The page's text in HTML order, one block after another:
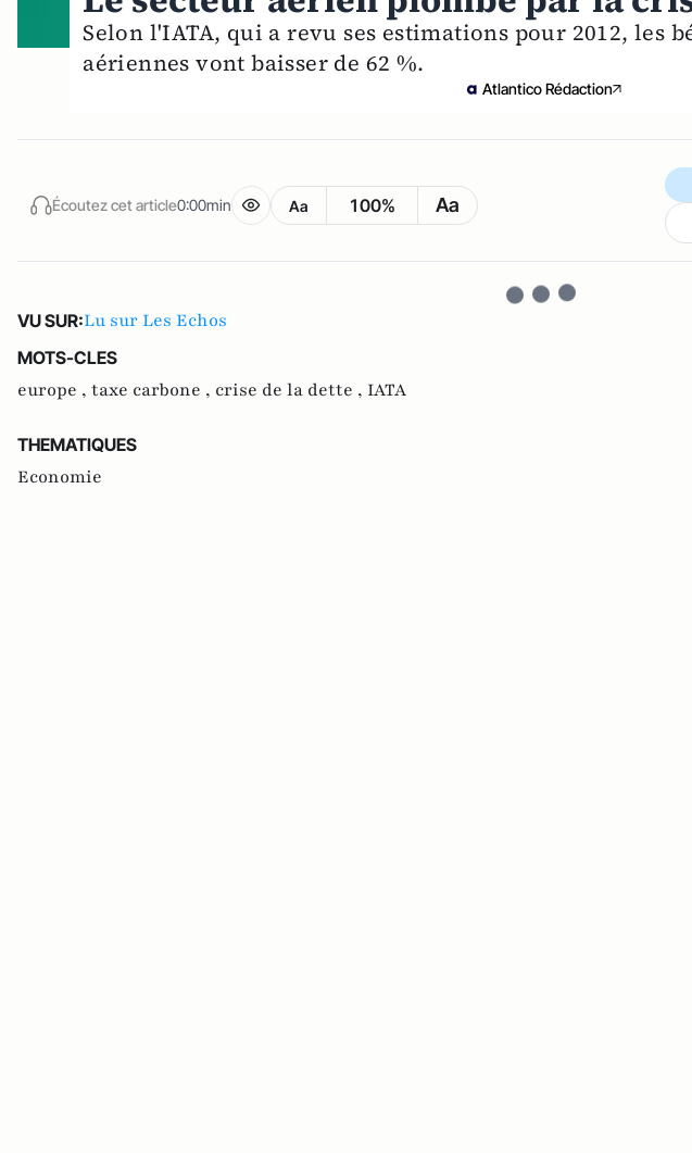
Selon l'IATA, qui a revu ses estimations pour 2012, les
aériennes vont baisser de 62 %.
Atlantico Rédaction
Écoutez cet article0:00min Aa 100% Aa
VU SUR:Lu sur Les Echos
MOTS-CLES
europe , taxe carbone , crise de la dette , IATA
THEMATIQUES
Economie